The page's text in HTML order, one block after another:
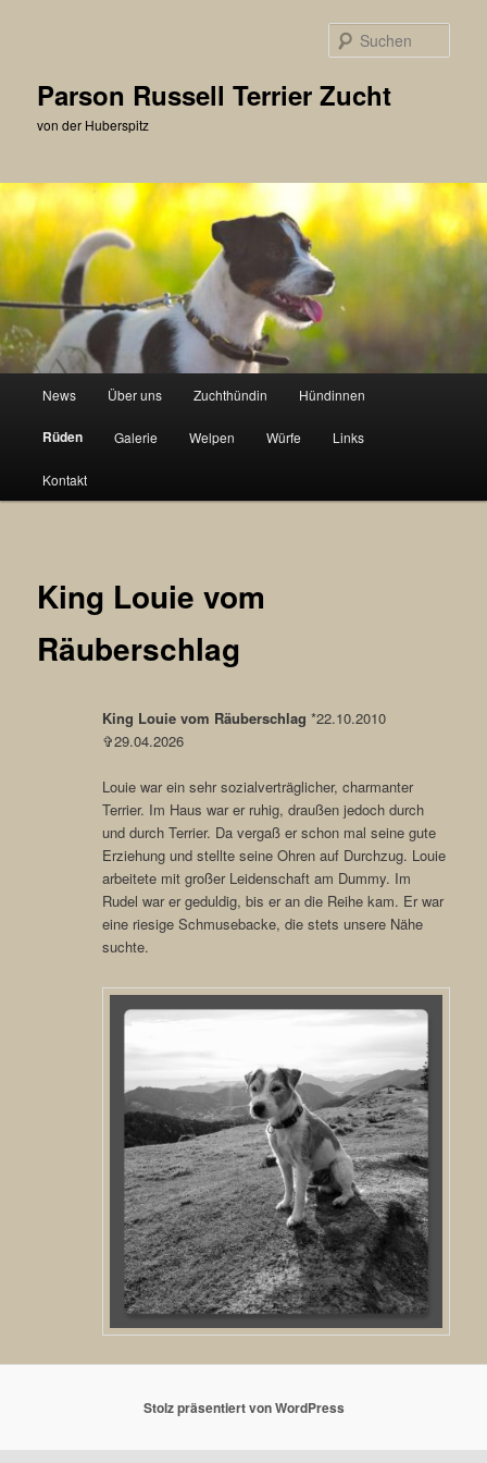
Parson Russell Terrier Zucht
von der Huberspitz
News Über uns Zuchthündin Hündinnen
Rüden Galerie Welpen Würfe Links
Kontakt
King Louie vom
Räuberschlag
King Louie vom Räuberschlag *22.10.2010
✞29.04.2026
Louie war ein sehr sozialverträglicher, charmanter
Terrier. Im Haus war er ruhig, draußen jedoch durch
und durch Terrier. Da vergaß er schon mal seine gute
Erziehung und stellte seine Ohren auf Durchzug. Louie
arbeitete mit großer Leidenschaft am Dummy. Im
Rudel war er geduldig, bis er an die Reihe kam. Er war
eine riesige Schmusebacke, die stets unsere Nähe
suchte.
Stolz präsentiert von WordPress